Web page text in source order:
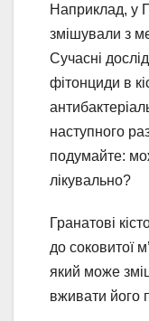
Наприклад, у
змішували з
Сучасні
фітонциди в
наступного
подумайте:
лікувально?
Гранатові
до соковитої
який може
вживати його